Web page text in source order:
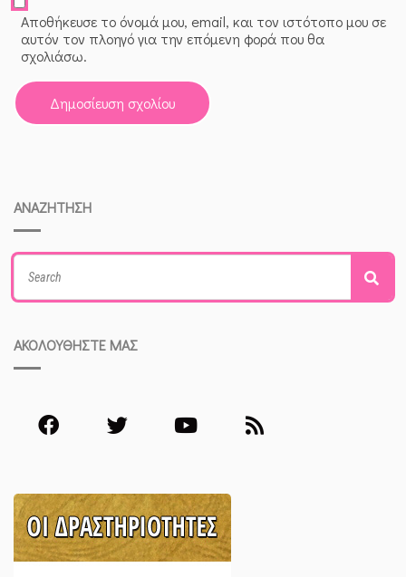
Αποθήκευσε το όνομά μου, email, και τον ιστότοπο μου σε
αυτόν τον πλοηγό για την επόμενη φορά που θα
σχολιάσω.
ΑΝΑΖΗΤΗΣΗ
Search
for:
ΑΚΟΛΟΥΘΗΣΤΕ ΜΑΣ